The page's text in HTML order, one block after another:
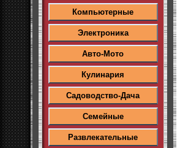
Компьютерные
Электроника
Авто-Мото
Кулинария
Садоводство-Дача
Семейные
Развлекательные